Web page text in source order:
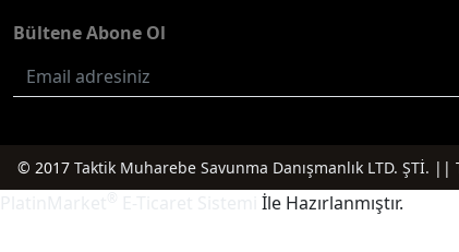
Bültene Abone Ol
© 2017 Taktik Muharebe Savunma Danışmanlık LTD. ŞTİ. ||
İle Hazırlanmıştır.